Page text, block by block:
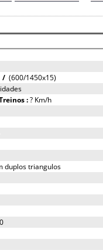
/ (600/1450x15)
:? Km/h
duplos triangulos